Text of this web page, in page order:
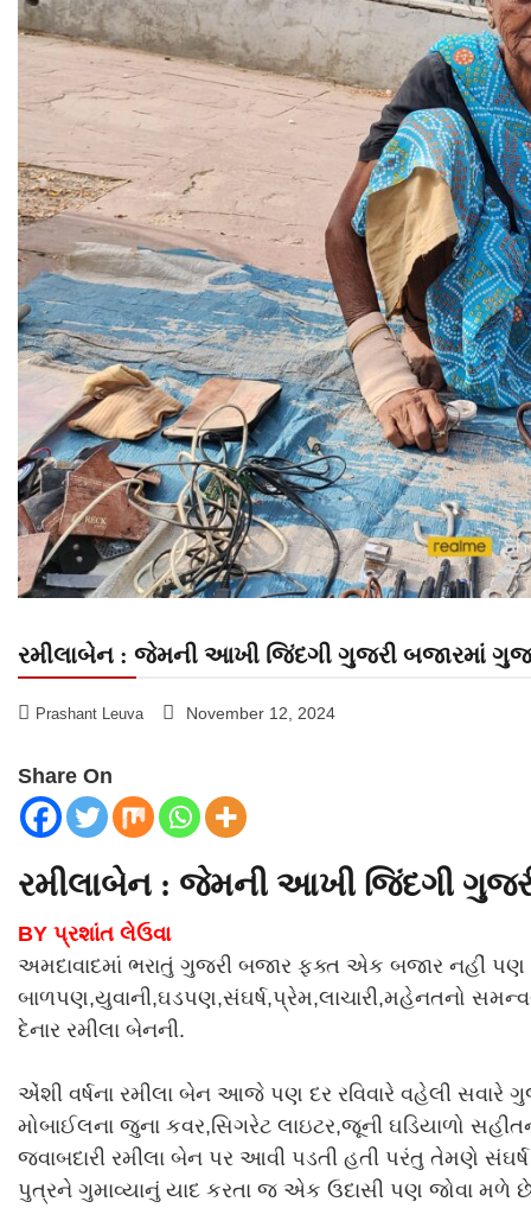
રમીલાબેન : જેમની આખી જિંદગી ગુજરી બજારમાં
Prashant Leuva November 12, 2024
Share On
રમીલાબેન : જેમની આખી જિંદગી
BY પ્રશાંત લેઉવા
અમદાવાદમાં ભરાતું ગુજરી બજાર ફક્ત એક બજાર નહીં પણ
બાળપણ,યુવાની,ઘડપણ,સંઘર્ષ,પ્રેમ,લાચારી,મહેનતનો
દેનાર રમીલા બેનની.
એંશી વર્ષના રમીલા બેન આજે પણ દર રવિવારે વહેલી સવારે
મોબાઈલના જુના કવર,સિગરેટ લાઇટર,જૂની ઘડિયાળો
જવાબદારી રમીલા બેન પર આવી પડતી હતી પરંતુ તેમણે
પુત્રને ગુમાવ્યાનું યાદ કરતા જ એક ઉદાસી પણ જોવા મળે